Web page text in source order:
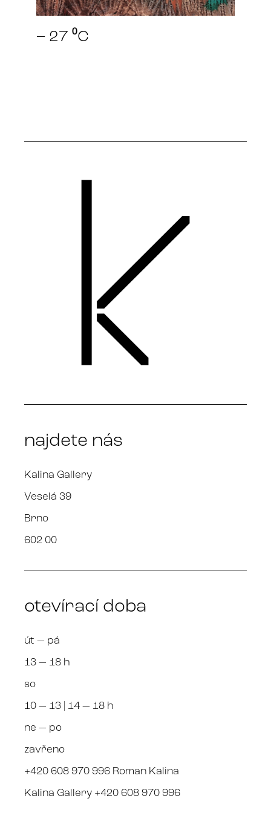
– 27 ⁰C
najdete nás
Kalina Gallery
Veselá 39
Brno
602 00
otevírací doba
út — pá
13 — 18 h
so
10 — 13 | 14 — 18 h
ne — po
zavřeno
+420 608 970 996 Roman Kalina
Kalina Gallery +420 608 970 996